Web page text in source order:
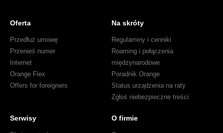
Oferta
Przedłuż umowę
Przenieś numer
Internet
Orange Flex
Offers for foreigners
Na skróty
Regulaminy i cenniki
Roaming i połączenia
międzynarodowe
Poradnik Orange
Status urządzenia na raty
Zgłoś niebezpieczne treści
Serwisy O firmie